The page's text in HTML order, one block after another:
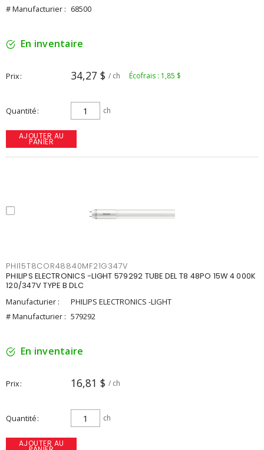
# Manufacturier : 68500
En inventaire
Prix 34,27 $ / ch Écofrais : 1,85 $
Quantité ch
AJOUTER AU
PANIER
PHI15T8COR48840MF21G347V
PHILIPS ELECTRONICS -LIGHT 579292 TUBE DEL T8 48PO 15W 4 000K
120/347V TYPE B DLC
Manufacturier :
PHILIPS ELECTRONICS -LIGHT
# Manufacturier : 579292
En inventaire
Prix 16,81 $ / ch
Quantité ch
AJOUTER AU